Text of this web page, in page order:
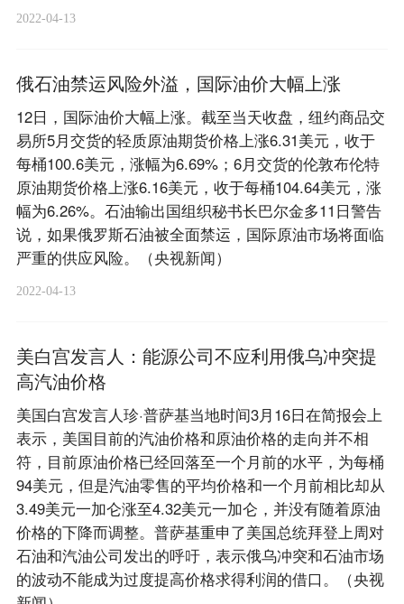
2022-04-13
俄石油禁运风险外溢，国际油价大幅上涨
12日，国际油价大幅上涨。截至当天收盘，纽约商品交
易所5月交货的轻质原油期货价格上涨6.31美元，收于
每桶100.6美元，涨幅为6.69%；6月交货的伦敦布伦特
原油期货价格上涨6.16美元，收于每桶104.64美元，涨
幅为6.26%。石油输出国组织秘书长巴尔金多11日警告
说，如果俄罗斯石油被全面禁运，国际原油市场将面临
严重的供应风险。（央视新闻）
2022-04-13
美白宫发言人：能源公司不应利用俄乌冲突提
高汽油价格
美国白宫发言人珍·普萨基当地时间3月16日在简报会上
表示，美国目前的汽油价格和原油价格的走向并不相
符，目前原油价格已经回落至一个月前的水平，为每桶
94美元，但是汽油零售的平均价格和一个月前相比却从
3.49美元一加仑涨至4.32美元一加仑，并没有随着原油
价格的下降而调整。普萨基重申了美国总统拜登上周对
石油和汽油公司发出的呼吁，表示俄乌冲突和石油市场
的波动不能成为过度提高价格求得利润的借口。（央视